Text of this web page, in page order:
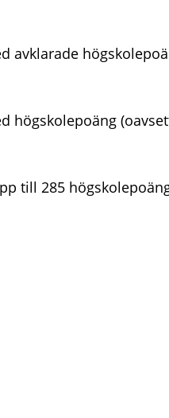
avklarade
högskolepoäng
till 285